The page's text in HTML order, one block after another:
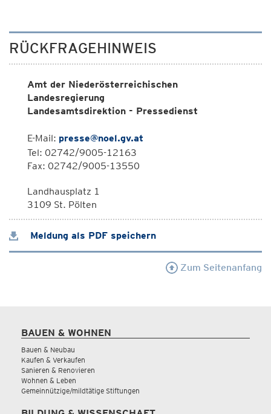
RÜCKFRAGEHINWEIS
Amt der Niederösterreichischen
Landesregierung
Landesamtsdirektion - Pressedienst
E-Mail: presse@noel.gv.at
Tel: 02742/9005-12163
Fax: 02742/9005-13550
Landhausplatz 1
3109 St. Pölten
Meldung als PDF speichern
Zum Seitenanfang
BAUEN & WOHNEN
Bauen & Neubau
Kaufen & Verkaufen
Sanieren & Renovieren
Wohnen & Leben
Gemeinnützige/mildtätige Stiftungen